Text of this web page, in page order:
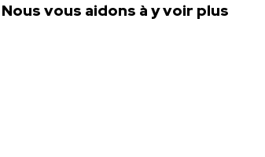
vous aidons à y voir plus